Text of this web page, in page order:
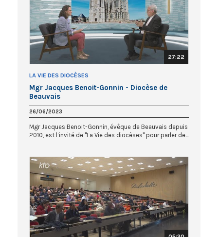
27:22
LA VIE DES DIOCÈSES
Mgr Jacques Benoit-Gonnin - Diocèse de
Beauvais
26/06/2023
Mgr Jacques Benoit-Gonnin, évêque de Beauvais depuis
2010, est l’invité de "La Vie des diocèses" pour parler de...